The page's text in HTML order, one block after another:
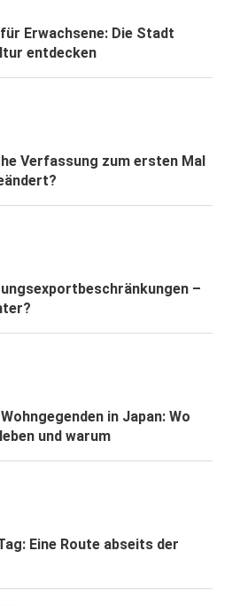
Erwachsene: Die Stadt
entdecken
Verfassung zum ersten Mal
–
in Japan: Wo
und warum
Eine Route abseits der